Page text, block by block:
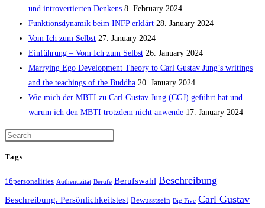
und introvertierten Denkens 8. February 2024
Funktionsdynamik beim INFP erklärt 28. January 2024
Vom Ich zum Selbst 27. January 2024
Einführung – Vom Ich zum Selbst 26. January 2024
Marrying Ego Development Theory to Carl Gustav Jung’s writings
and the teachings of the Buddha 20. January 2024
Wie mich der MBTI zu Carl Gustav Jung (CGJ) geführt hat und
warum ich den MBTI trotzdem nicht anwende 17. January 2024
Tags
16personalities Authentizität Berufe Berufswahl Beschreibung
Beschreibung. Persönlichkeitstest Bewusstsein Big Five Carl Gustav